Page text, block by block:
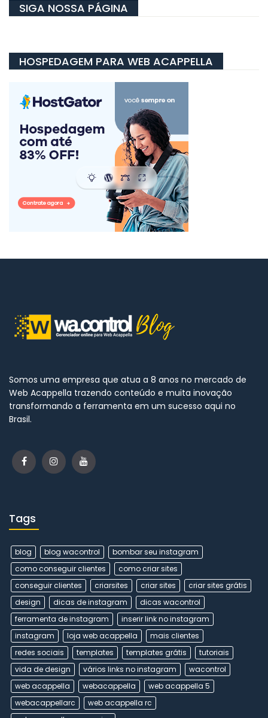
SIGA NOSSA PÁGINA
HOSPEDAGEM PARA WEB ACAPPELLA
Somos uma empresa que atua a 8 anos no mercado de
Web Acappella trazendo conteúdo e muita inovação
transformando a ferramenta em um sucesso aqui no
Brasil.
Tags
blog blog wacontrol
bombar seu instagram
como conseguir clientes
como criar sites
conseguir clientes
criarsites criar sites
criar sites grátis
design
dicas de instagram
dicas wacontrol
ferramenta de instagram
inserir link no instagram
instagram
loja web acappella
mais clientes
redes sociais
templates templates grátis
tutoriais
vida de design
vários links no instagram
wacontrol
web acappella
webacappella
web acappella 5
webacappellarc
web acappella rc